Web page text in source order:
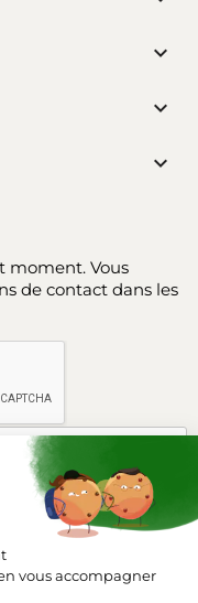



moment. Vous
de contact dans les